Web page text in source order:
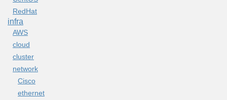
RedHat
infra
AWS
cloud
cluster
network
Cisco
ethernet